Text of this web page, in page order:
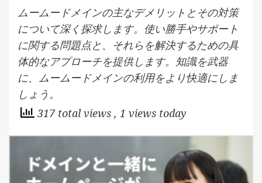
ムームードメインの主なデメリットとその対策
について深く探求します。使い勝手やサポート
に関する問題点と、それらを解決するための具
体的なアプローチを提供します。知識を武器
に、ムームードメインの利用をより快適にしま
しょう。
317 total views , 1 views today